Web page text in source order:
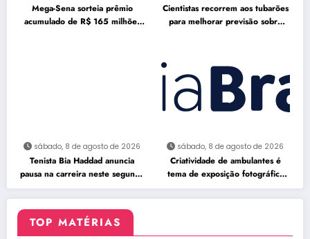
Mega-Sena sorteia prêmio
acumulado de R$ 165 milhões
Cientistas recorrem aos tubarões
para melhorar previsão sobre
sábado, 8 de agosto de 2026
Tenista Bia Haddad anuncia
pausa na carreira neste segundo
semestre
sábado, 8 de agosto de 2026
Criatividade de ambulantes é
tema de exposição fotográfica
no Rio
TOP MATÉRIAS